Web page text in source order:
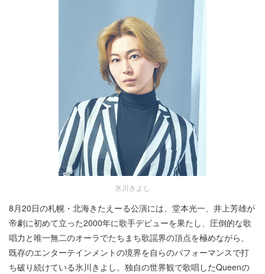
氷川きよし
8月20日の札幌・北海きたえーる公演には、堂本光一、井上芳雄が
帝劇に初めて立った2000年に歌手デビューを果たし、圧倒的な歌
唱力と唯一無二のオーラでたちまち歌謡界の頂点を極めながら、
既存のエンターテインメントの境界を自らのパフォーマンスで打
ち破り続けている氷川きよし。独自の世界観で歌唱したQueenの